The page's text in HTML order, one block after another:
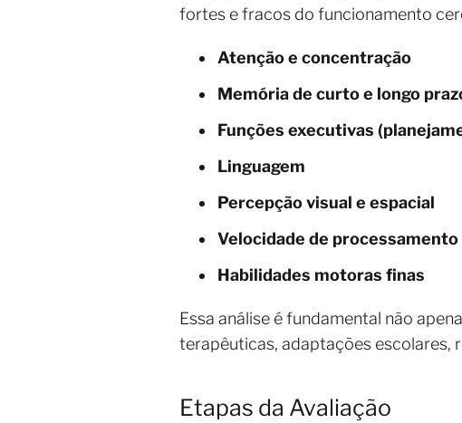
fortes e fracos do funcionamento
Atenção e concentração
Memória de curto e longo
Funções executivas
Linguagem
Percepção visual e espacial
Velocidade de processamento
Habilidades motoras finas
Essa análise é fundamental não
terapêuticas, adaptações escolares,
Etapas da Avaliação